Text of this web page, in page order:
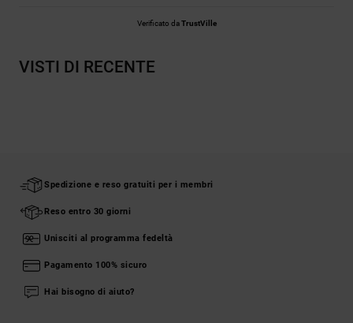
Verificato daTrustVille
VISTI DI RECENTE
Spedizione e reso gratuiti per i membri
Reso entro 30 giorni
Unisciti al programma fedeltà
Pagamento 100% sicuro
Hai bisogno di aiuto?